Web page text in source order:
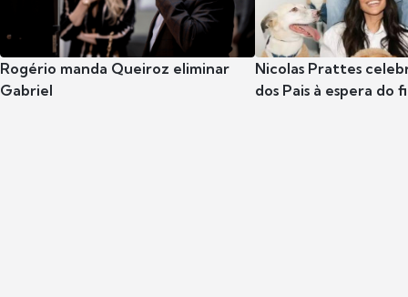
Rogério manda Queiroz eliminar
Gabriel
Nicolas Prattes
dos Pais à espera do